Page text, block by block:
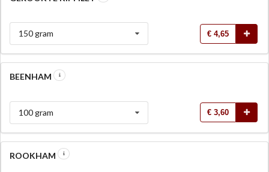
150 gram € 4,65
BEENHAM
100 gram € 3,60
ROOKHAM